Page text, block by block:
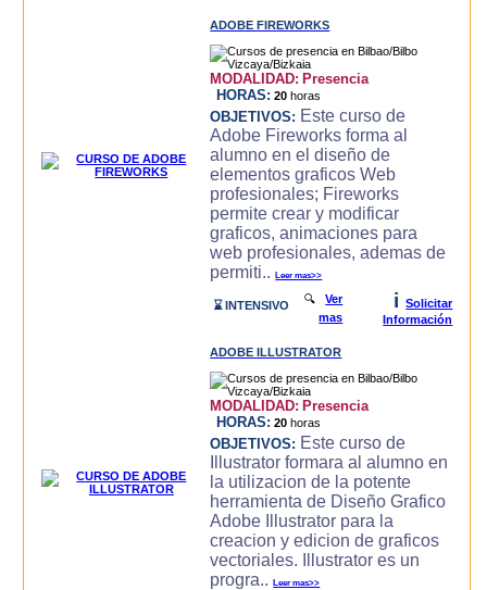
ADOBE FIREWORKS
MODALIDAD: Presencia
HORAS: 20 horas
OBJETIVOS: Este curso de
Adobe Fireworks forma al
alumno en el diseño de
elementos graficos Web
profesionales; Fireworks
permite crear y modificar
graficos, animaciones para
web profesionales, ademas de
permiti..Leer mas>>
⌛ INTENSIVO 🔍Ver
mas
i
Solicitar
Información
ADOBE ILLUSTRATOR
MODALIDAD: Presencia
HORAS: 20 horas
OBJETIVOS: Este curso de
Illustrator formara al alumno en
la utilizacion de la potente
herramienta de Diseño Grafico
Adobe Illustrator para la
creacion y edicion de graficos
vectoriales. Illustrator es un
progra..Leer mas>>